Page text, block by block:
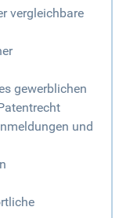
vergleichbare
gewerblichen
und